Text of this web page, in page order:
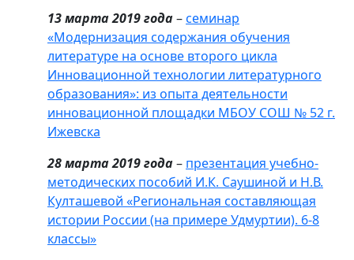
13 марта 2019 года–семинар
«Модернизация содержания обучения
литературе на основе второго цикла
Инновационной технологии литературного
образования»: из опыта деятельности
инновационной площадки МБОУ СОШ № 52 г.
Ижевска
28 марта 2019 года– презентация учебно-
методических пособий И.К. Саушиной и Н.В.
Култашевой «Региональная составляющая
истории России (на примере Удмуртии). 6-8
классы»